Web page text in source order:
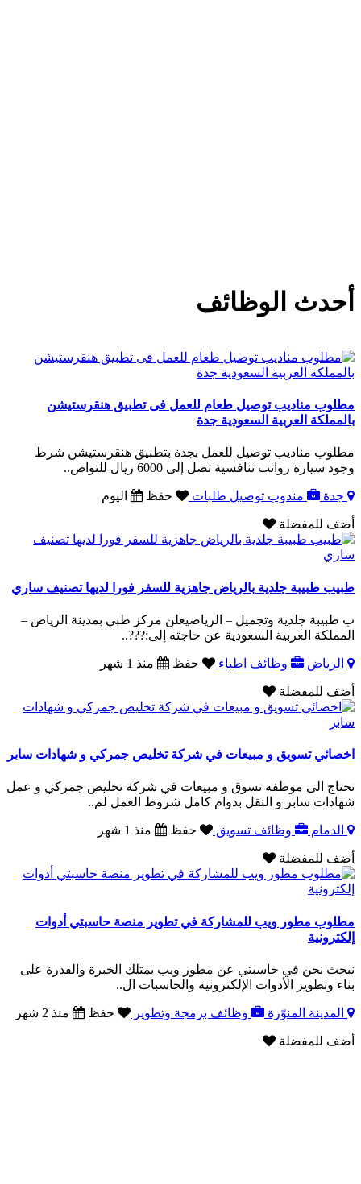
أحدث الوظائف
مطلوب مناديب توصيل طعام للعمل فى تطبيق هنقرستيشن
بالمملكة العربية السعودية جدة
مطلوب مناديب توصيل للعمل بجدة بتطبيق هنقرستيشن شرط
وجود سيارة رواتب تنافسية تصل إلى 6000 ريال للتواص..
جدة مندوب توصيل طلبات حفظ اليوم
أضف للمفضلة
طبيب طبيبة جلدية بالرياض جاهزية للسفر فورا لديها تصنيف ساري
ب طبيبة جلدية وتجميل – الرياضيعلن مركز طبي بمدينة الرياض –
المملكة العربية السعودية عن حاجته إلى:???..
الرياض وظائف اطباء حفظ منذ 1 شهر
أضف للمفضلة
اخصائي تسويق و مبيعات في شركة تخليص جمركي و شهادات سابر
نحتاج الى موظفه تسوق و مبيعات في شركة تخليص جمركي و عمل
شهادات سابر و النقل بدوام كامل شروط العمل لم..
الدمام وظائف تسويق حفظ منذ 1 شهر
أضف للمفضلة
مطلوب مطور ويب للمشاركة في تطوير منصة حاسبتي أدوات
إلكترونية
نبحث نحن في حاسبتي عن مطور ويب يمتلك الخبرة والقدرة على
بناء وتطوير الأدوات الإلكترونية والحاسبات ال..
المدينة المنوّرة وظائف برمجة وتطوير حفظ منذ 2 شهر
أضف للمفضلة